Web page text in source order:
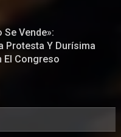
Se Vende»:
Protesta Y Durísima
El Congreso